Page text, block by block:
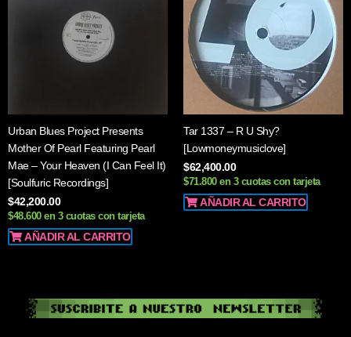
Urban Blues Project Presents
Mother Of Pearl Featuring Pearl
Mae – Your Heaven (I Can Feel It)
[Soulfuric Recordings]
$42,200.00
$48.600 en 3 cuotas con tarjeta
AÑADIR AL CARRITO
Tar 1337 – R U Shy?
[Lowmoneymusiclove]
$62,400.00
$71.800 en 3 cuotas con tarjeta
AÑADIR AL CARRITO